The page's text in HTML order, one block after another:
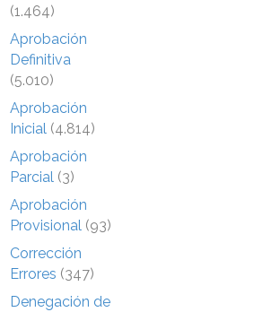
(1.464)
Aprobación
Definitiva
(5.010)
Aprobación
Inicial (4.814)
Aprobación
Parcial (3)
Aprobación
Provisional (93)
Corrección
Errores (347)
Denegación de